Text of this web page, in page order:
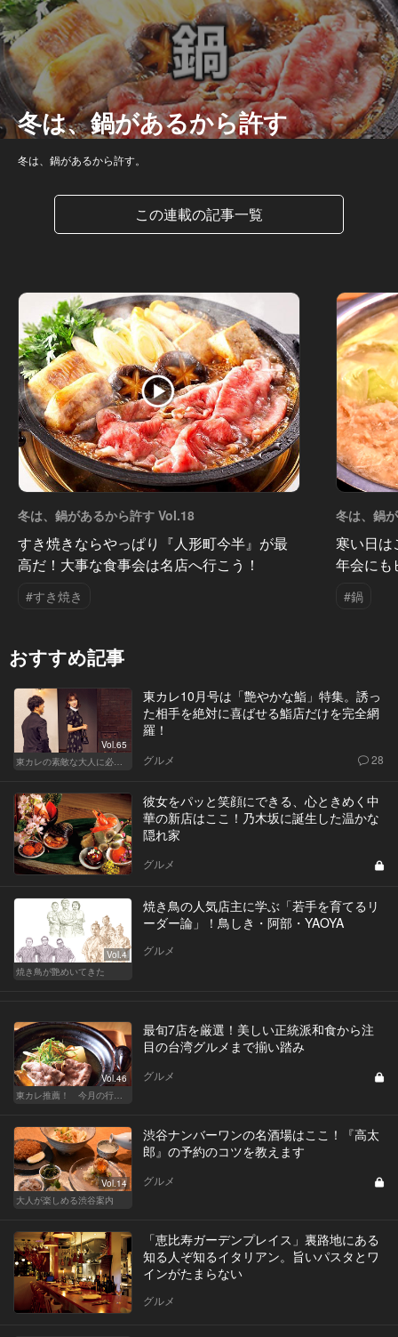
冬は、鍋があるから許す
冬は、鍋があるから許す。
この連載の記事一覧
冬は、鍋があるから許す Vol.18
すき焼きならやっぱり『人形町今半』が最
高だ！大事な食事会は名店へ行こう！
#すき焼き
冬は、鍋
寒い日は
年会にも
#鍋
おすすめ記事
Vol.65
東カレの素敵な大人に必要なこと
東カレ10月号は「艶やかな鮨」特集。誘っ
た相手を絶対に喜ばせる鮨店だけを完全網
羅！
グルメ 28
彼女をパッと笑顔にできる、心ときめく中
華の新店はここ！乃木坂に誕生した温かな
隠れ家
グルメ
Vol.4
焼き鳥が艶めいてきた
焼き鳥の人気店主に学ぶ「若手を育てるリ
ーダー論」！鳥しき・阿部・YAOYA
グルメ
Vol.46
東カレ推薦！ 今月の行くべき店
最旬7店を厳選！美しい正統派和食から注
目の台湾グルメまで揃い踏み
グルメ
Vol.14
大人が楽しめる渋谷案内
渋谷ナンバーワンの名酒場はここ！『高太
郎』の予約のコツを教えます
グルメ
「恵比寿ガーデンプレイス」裏路地にある
知る人ぞ知るイタリアン。旨いパスタとワ
インがたまらない
グルメ